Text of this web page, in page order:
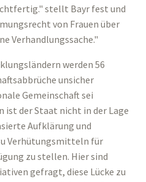
stellt Bayr fest und
von Frauen über
Verhandlungssache."
werden 56
unsicher
Gemeinschaft sei
ist der Staat nicht in der Lage
Aufklärung und
Verhütungsmitteln für
zu stellen. Hier sind
gefragt, diese Lücke zu